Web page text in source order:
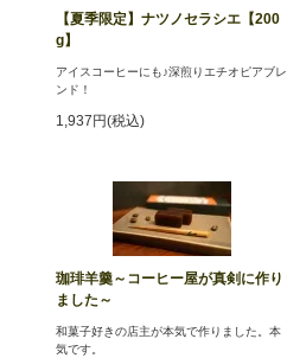
【夏季限定】ナツノセラシエ【200
g】
アイスコーヒーにも♪深煎りエチオピアブレ
ンド！
1,937円(税込)
珈琲羊羹～コーヒー屋が真剣に作り
ました～
和菓子好きの店主が本気で作りました。本
気です。